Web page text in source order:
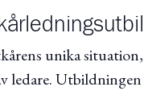
unika